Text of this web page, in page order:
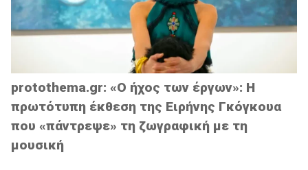
protothema.gr: «Ο ήχος των έργων»: Η
πρωτότυπη έκθεση της Ειρήνης Γκόγκουα
που «πάντρεψε» τη ζωγραφική με τη
μουσική